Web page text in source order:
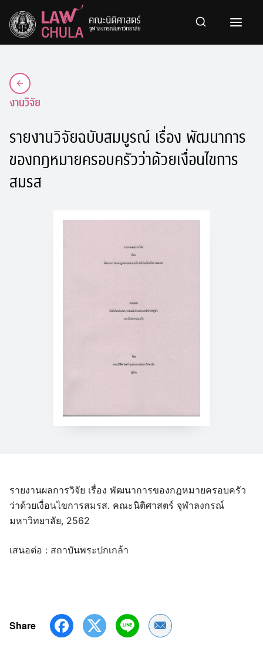
content
งานวิจัย
รายงานวิจัยฉบับสมบูรณ์ เรื่อง พัฒนาการ
ของกฎหมายครอบครัวว่าด้วยเงื่อนไขการ
สมรส
รายงานผลการวิจัย เรื่อง พัฒนาการของกฎหมายครอบครัว
ว่าด้วยเงื่อนไขการสมรส. คณะนิติศาสตร์ จุฬาลงกรณ์
มหาวิทยาลัย, 2562
เสนอต่อ : สถาบันพระปกเกล้า
Share Share by Email